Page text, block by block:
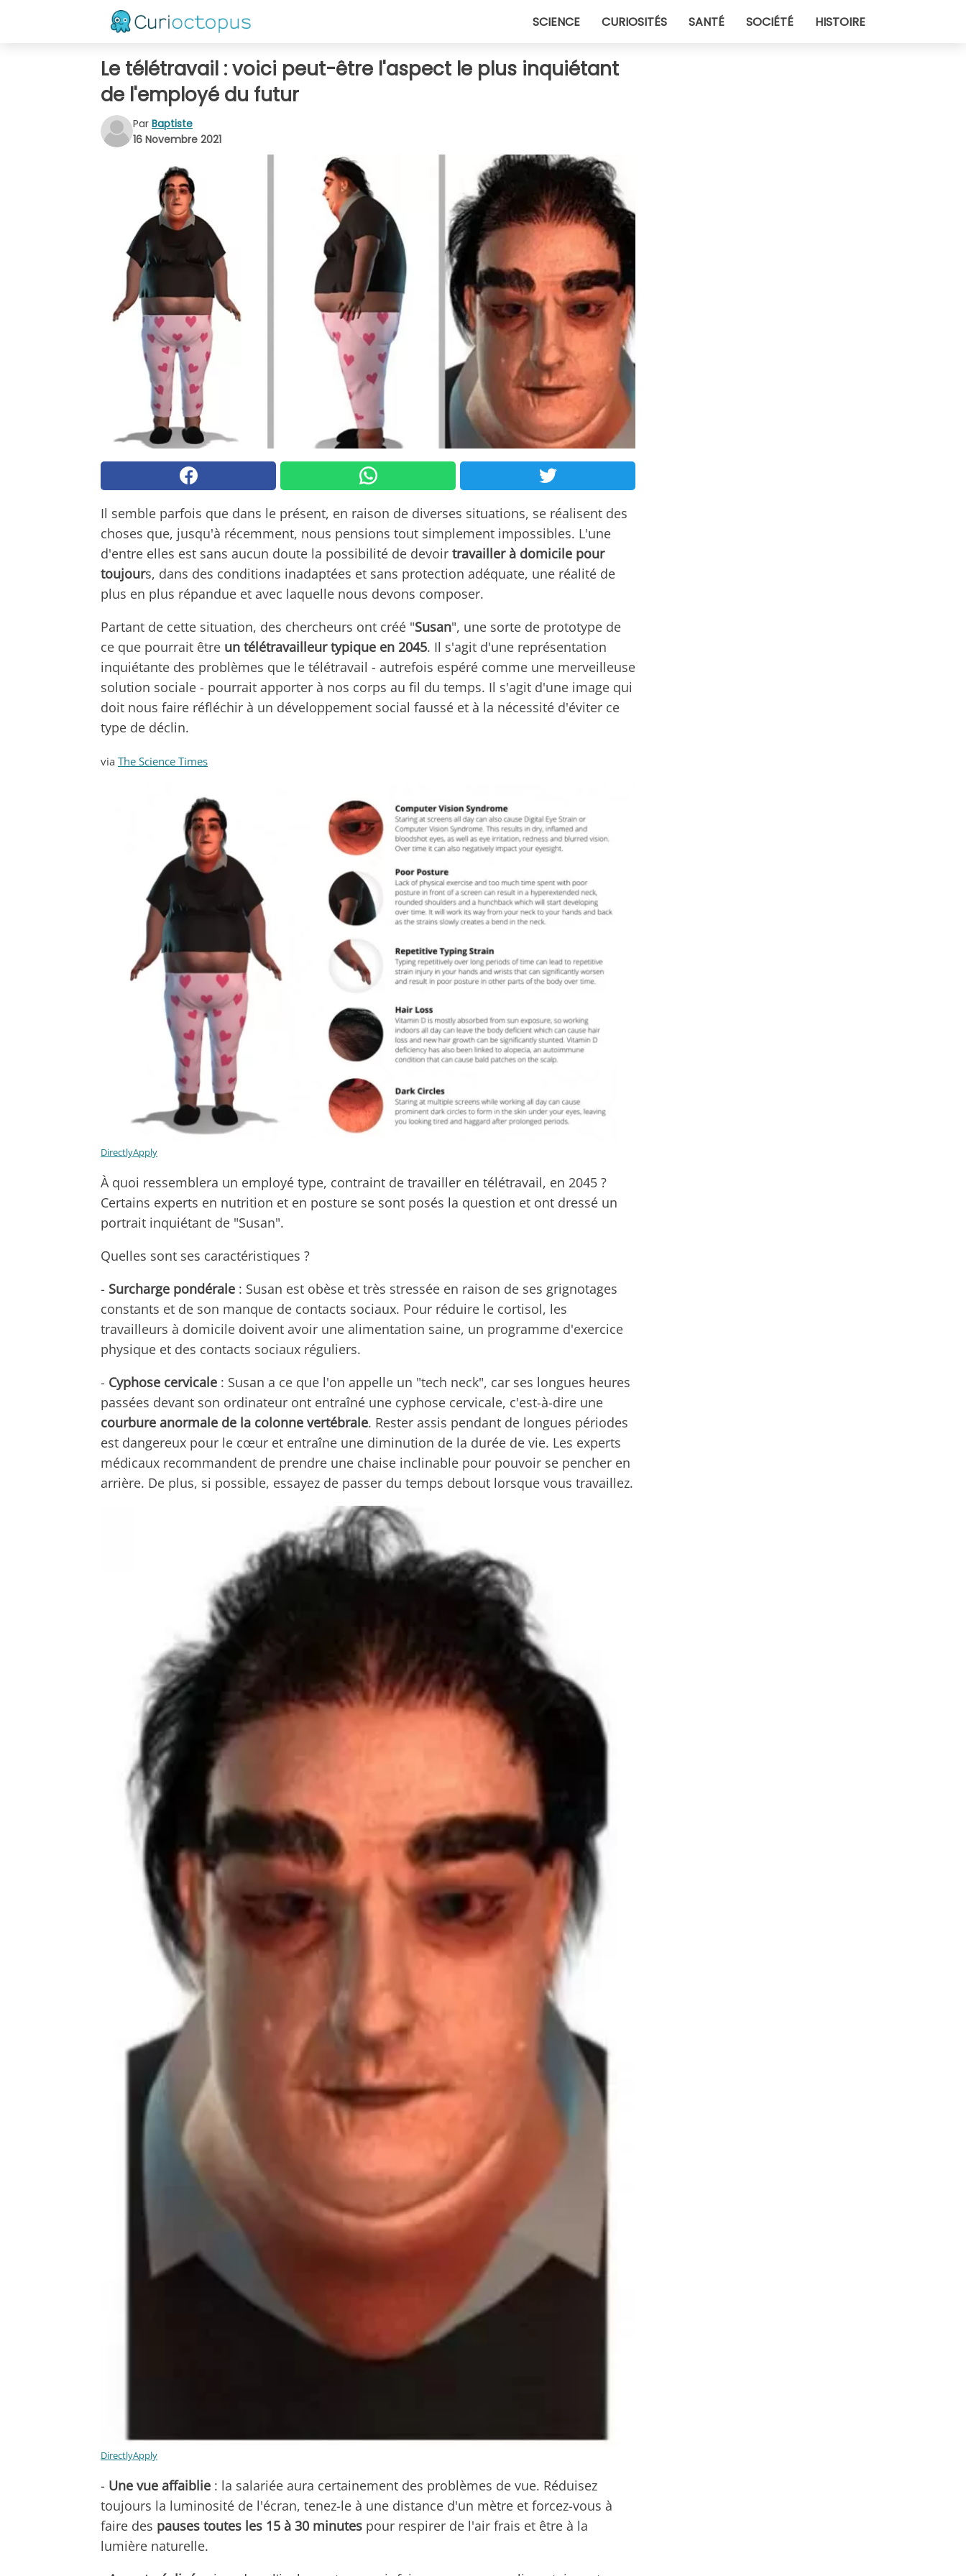
SCIENCE CURIOSITÉS SANTÉ SOCIÉTÉ HISTOIRE
Le télétravail : voici peut-être l'aspect le plus inquiétant
de l'employé du futur
Par Baptiste
16 Novembre 2021
Il semble parfois que dans le présent, en raison de diverses situations, se réalisent des
choses que, jusqu'à récemment, nous pensions tout simplement impossibles. L'une
d'entre elles est sans aucun doute la possibilité de devoir travailler à domicile pour
toujours, dans des conditions inadaptées et sans protection adéquate, une réalité de
plus en plus répandue et avec laquelle nous devons composer.
Partant de cette situation, des chercheurs ont créé "Susan", une sorte de prototype de
ce que pourrait être un télétravailleur typique en 2045. Il s'agit d'une représentation
inquiétante des problèmes que le télétravail - autrefois espéré comme une merveilleuse
solution sociale - pourrait apporter à nos corps au fil du temps. Il s'agit d'une image qui
doit nous faire réfléchir à un développement social faussé et à la nécessité d'éviter ce
type de déclin.
via The Science Times
DirectlyApply
À quoi ressemblera un employé type, contraint de travailler en télétravail, en 2045 ?
Certains experts en nutrition et en posture se sont posés la question et ont dressé un
portrait inquiétant de "Susan".
Quelles sont ses caractéristiques ?
- Surcharge pondérale : Susan est obèse et très stressée en raison de ses grignotages
constants et de son manque de contacts sociaux. Pour réduire le cortisol, les
travailleurs à domicile doivent avoir une alimentation saine, un programme d'exercice
physique et des contacts sociaux réguliers.
- Cyphose cervicale : Susan a ce que l'on appelle un "tech neck", car ses longues heures
passées devant son ordinateur ont entraîné une cyphose cervicale, c'est-à-dire une
courbure anormale de la colonne vertébrale. Rester assis pendant de longues périodes
est dangereux pour le cœur et entraîne une diminution de la durée de vie. Les experts
médicaux recommandent de prendre une chaise inclinable pour pouvoir se pencher en
arrière. De plus, si possible, essayez de passer du temps debout lorsque vous travaillez.
DirectlyApply
- Une vue affaiblie : la salariée aura certainement des problèmes de vue. Réduisez
toujours la luminosité de l'écran, tenez-le à une distance d'un mètre et forcez-vous à
faire des pauses toutes les 15 à 30 minutes pour respirer de l'air frais et être à la
lumière naturelle.